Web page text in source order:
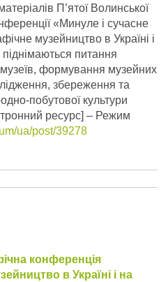
П’ятої Волинської
«Минуле і сучасне
музейництво в Україні і
піднімаються питання
музеїв, формування музейних
збереження та
побутової культури
ресурс] – Режим
ua/post/39278
конференція
в Україні і на